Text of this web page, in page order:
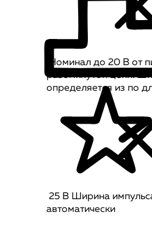
Номинал до 20 В от
разомкнутой цепи.
определяется из по
25 В Ширина
автоматически